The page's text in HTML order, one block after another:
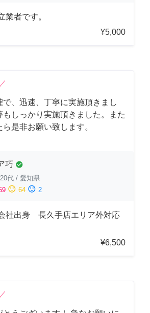
業者です。
¥5,000
で、迅速、丁寧に実施頂きまし
もしっかり実施頂きました。また
是非お願い致します。
巧 check_circle
20代 / 愛知県
sentiment_neutral 64 sentiment_dissatisfied 2
社出身 長久手店エリア外対応
¥6,500